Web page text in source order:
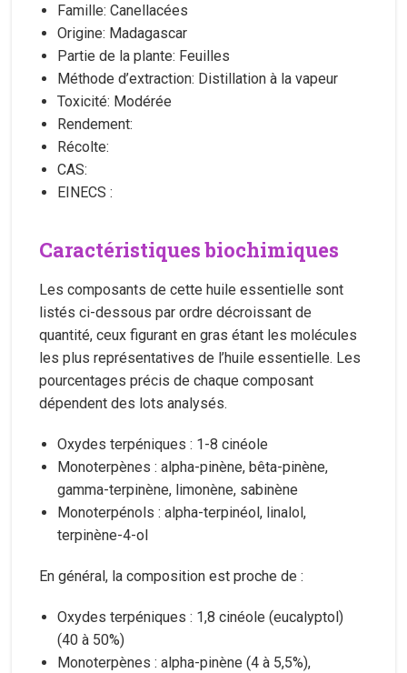
Famille: Canellacées
Origine: Madagascar
Partie de la plante: Feuilles
Méthode d’extraction: Distillation à la vapeur
Toxicité: Modérée
Rendement:
Récolte:
CAS:
EINECS :
Caractéristiques biochimiques
Les composants de cette huile essentielle sont
listés ci-dessous par ordre décroissant de
quantité, ceux figurant en gras étant les molécules
les plus représentatives de l’huile essentielle. Les
pourcentages précis de chaque composant
dépendent des lots analysés.
Oxydes terpéniques : 1-8 cinéole
Monoterpènes : alpha-pinène, bêta-pinène,
gamma-terpinène, limonène, sabinène
Monoterpénols : alpha-terpinéol, linalol,
terpinène-4-ol
En général, la composition est proche de :
Oxydes terpéniques : 1,8 cinéole (eucalyptol)
(40 à 50%)
Monoterpènes : alpha-pinène (4 à 5,5%),